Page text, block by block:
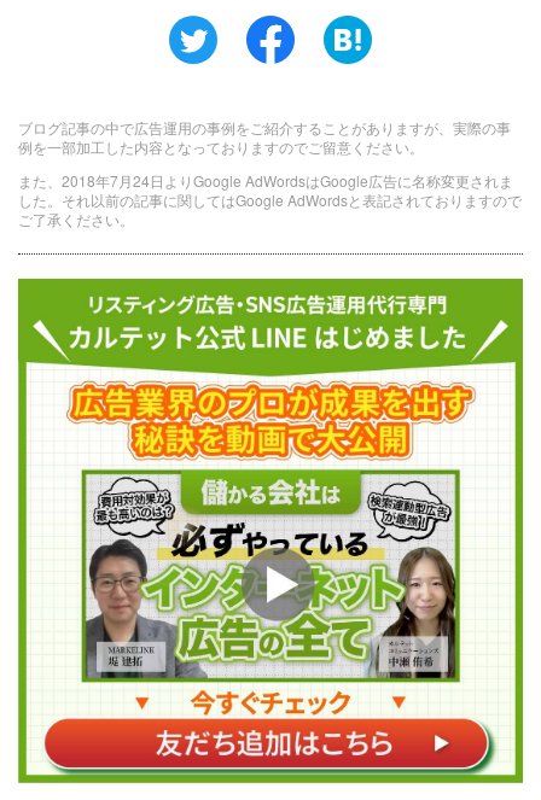
ブログ記事の中で広告運用の事例をご紹介することがありますが、実際の事
例を一部加工した内容となっておりますのでご留意ください。
また、2018年7月24日よりGoogle AdWordsはGoogle広告に名称変更されま
した。それ以前の記事に関してはGoogle AdWordsと表記されておりますので
ご了承ください。